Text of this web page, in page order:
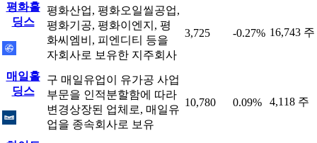
평화홀
딩스
평화산업, 평화오일씰공업,
평화기공, 평화이엔지, 평
화씨엠비, 피엔디티 등을
자회사로 보유한 지주회사
3,725 -0.27% 16,743 주
매일홀
딩스
구 매일유업이 유가공 사업
부문을 인적분할함에 따라
변경상장된 업체로, 매일유
업을 종속회사로 보유
10,780 0.09% 4,118 주